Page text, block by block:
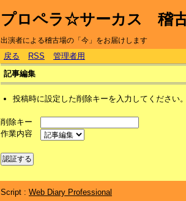
プロペラ☆サーカス 稽
出演者による稽古場の「今」をお届けします
戻る RSS
管理者用
記事編集
投稿時に設定した削除キーを入力してください
削除キー
作業内容
Script : Web Diary Professional